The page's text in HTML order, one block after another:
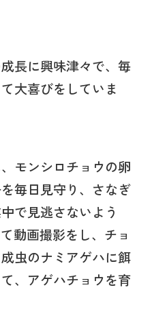
長に興味津々で、毎
大喜びをしていま
モンシロチョウの卵
毎日見守り、さなぎ
で見逃さないよう
動画撮影をし、チョ
虫のナミアゲハに餌
、アゲハチョウを育